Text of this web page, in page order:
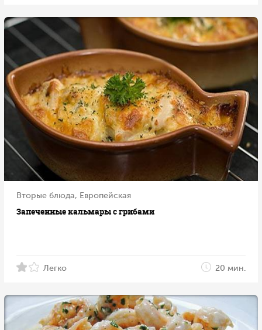
Вторые блюда, Европейская
Запеченные кальмары с грибами
Легко 20 мин.